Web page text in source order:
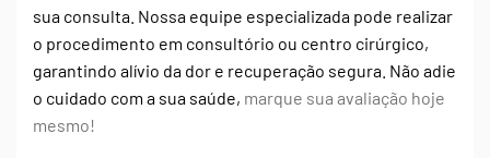
sua consulta. Nossa equipe especializada pode realizar
o procedimento em consultório ou centro cirúrgico,
garantindo alívio da dor e recuperação segura. Não adie
o cuidado com a sua saúde, marque sua avaliação hoje
mesmo!